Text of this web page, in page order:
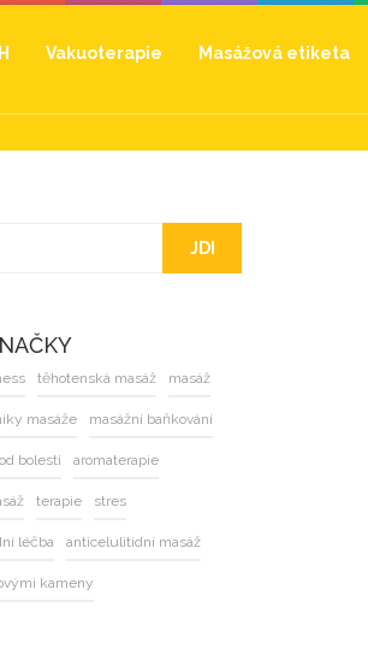
Vakuoterapie Masážová etiketa
JDI
těhotenská masáž masáž
masáže masážní baňkování
bolesti aromaterapie
terapie stres
léčba anticelulitidní masáž
kameny